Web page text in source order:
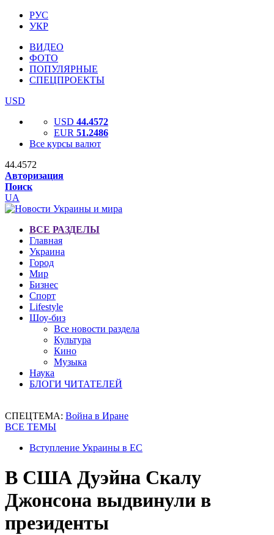
РУС
УКР
ВИДЕО
ФОТО
ПОПУЛЯРНЫЕ
СПЕЦПРОЕКТЫ
USD
USD 44.4572
EUR 51.2486
Все курсы валют
44.4572
Авторизация
Поиск
UA
ВСЕ РАЗДЕЛЫ
Главная
Украина
Город
Мир
Бизнес
Спорт
Lifestyle
Шоу-биз
Все новости раздела
Культура
Кино
Музыка
Наука
БЛОГИ ЧИТАТЕЛЕЙ
СПЕЦТЕМА: Война в Иране
ВСЕ ТЕМЫ
Вступление Украины в ЕС
В США Дуэйна Скалу
Джонсона выдвинули в
президенты